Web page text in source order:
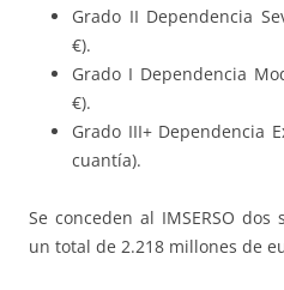
Grado II Dependencia
€).
Grado I Dependencia
€).
Grado III+ Dependencia
cuantía).
Se conceden al IMSERSO
un total de 2.218 millones de